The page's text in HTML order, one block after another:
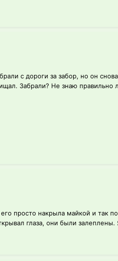
с дороги за забор, но он
Забрали? Не знаю правильно
просто накрыла майкой и
глаза, они были